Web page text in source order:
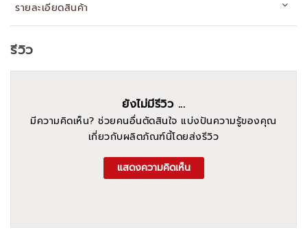
รายละเอียดสินค้า
รีวิว
ยังไม่มีรีวิว ...
มีความคิดเห็น? ช่วยคนอื่นตัดสินใจ แบ่งปันความรู้ของคุณ
เกี่ยวกับผลิตภัณฑ์นี้โดยส่งรีวิว
แสดงความคิดเห็น